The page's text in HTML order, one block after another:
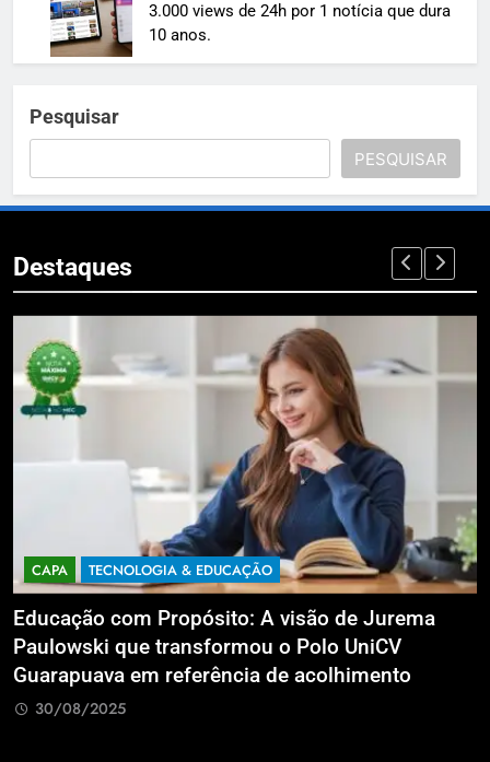
3.000 views de 24h por 1 notícia que dura
10 anos.
Pesquisar
PESQUISAR
Destaques
CAPA TECNOLOGIA & EDUCAÇÃO
Educação com Propósito: A visão de Jurema
Paulowski que transformou o Polo UniCV
Guarapuava em referência de acolhimento
30/08/2025